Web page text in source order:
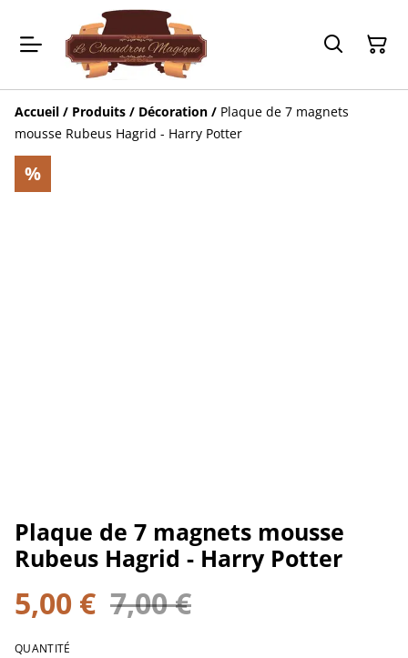
Accueil / Produits / Décoration / Plaque de 7 magnets
mousse Rubeus Hagrid - Harry Potter
%
Plaque de 7 magnets mousse
Rubeus Hagrid - Harry Potter
5,00 € 7,00 €
QUANTITÉ